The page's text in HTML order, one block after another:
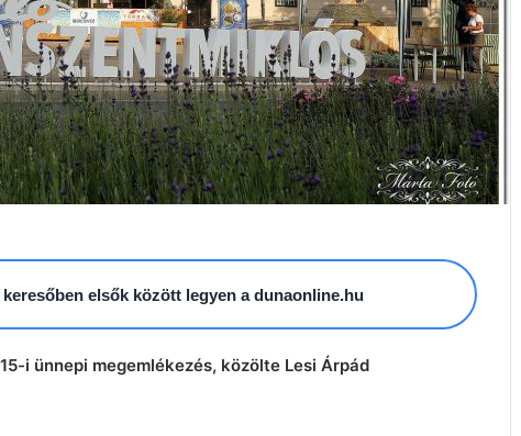
elsők között legyen a dunaonline.hu
i ünnepi megemlékezés, közölte Lesi Árpád